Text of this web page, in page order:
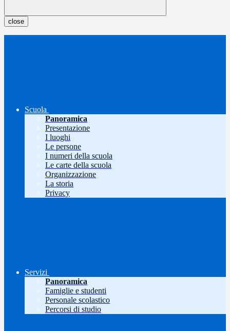
close
Scuola
Panoramica
Presentazione
I luoghi
Le persone
I numeri della scuola
Le carte della scuola
Organizzazione
La storia
Privacy
Servizi
Panoramica
Famiglie e studenti
Personale scolastico
Percorsi di studio